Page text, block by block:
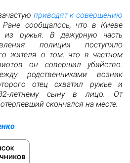
приводят к совершению
. Ране сообщалось, что в Киеве
из ружья. В дежурную часть
полиции поступило
жителя о том, что в частном
он совершил убийство.
родственниками возник
отец схватил ружье и
летнему сыну в лицо. От
скончался на месте.